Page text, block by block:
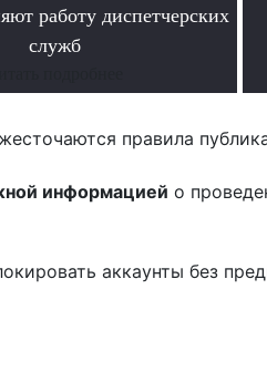
работу диспетчерских
служб
правила
информацией о
аккаунты без